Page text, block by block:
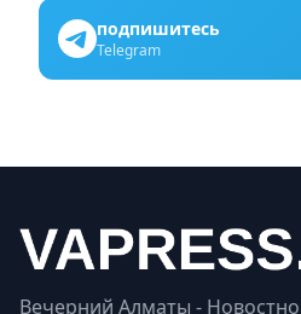
подпишитесь
Telegram
Вечерний Алматы -